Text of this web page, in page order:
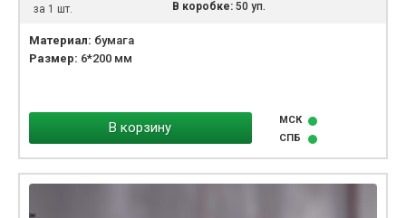
за 1 шт. В коробке:50 уп.
Материал: бумага
Размер: 6*200 мм
В корзину
МСК
СПБ